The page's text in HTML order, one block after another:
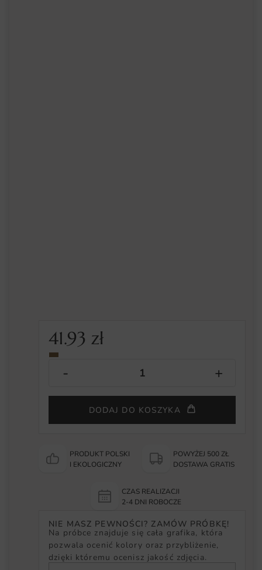
41.93zł
DODAJ DO KOSZYKA
PRODUKT POLSKI
I EKOLOGICZNY
POWYŻEJ 500 ZŁ
DOSTAWA GRATIS
CZAS REALIZACJI
2-4 DNI ROBOCZE
NIE MASZ PEWNOŚCI? ZAMÓW PRÓBKĘ!
Na próbce znajduje się cała grafika, która
pozwala ocenić kolory oraz przybliżenie,
dzięki któremu ocenisz jakość zdjęcia.